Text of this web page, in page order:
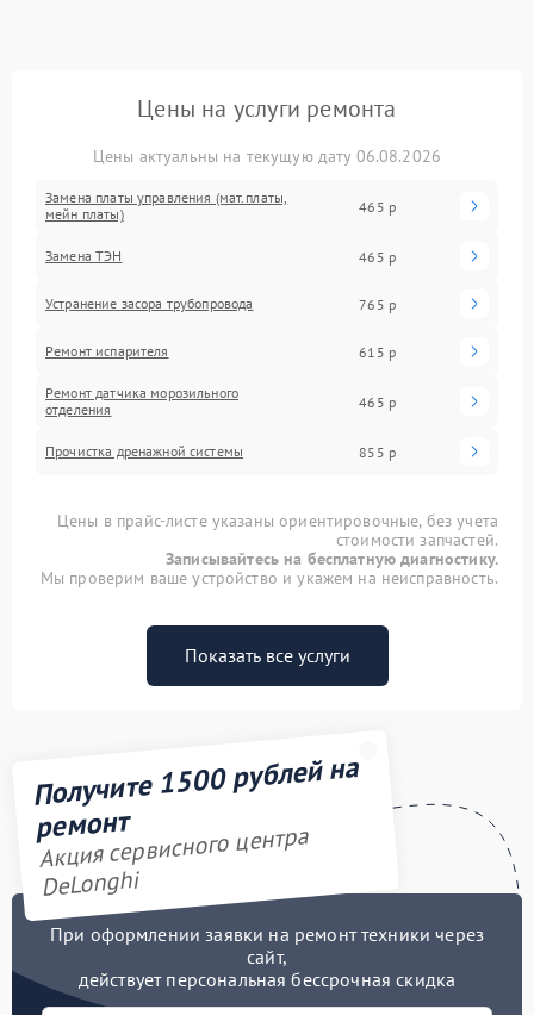
Цены на услуги ремонта
Цены актуальны на текущую дату 06.08.2026
Замена платы управления (мат.платы,
мейн платы)
465 р
Замена ТЭН 465 р
Устранение засора трубопровода 765 р
Ремонт испарителя 615 р
Ремонт датчика морозильного
отделения
465 р
Прочистка дренажной системы 855 р
Цены в прайс-листе указаны ориентировочные, без учета
стоимости запчастей.
Записывайтесь на бесплатную диагностику.
Мы проверим ваше устройство и укажем на неисправность.
Показать все услуги
Получите 1500 рублей на
ремонт
Акция сервисного центра
DeLonghi
При оформлении заявки на ремонт техники через
сайт,
действует персональная бессрочная скидка